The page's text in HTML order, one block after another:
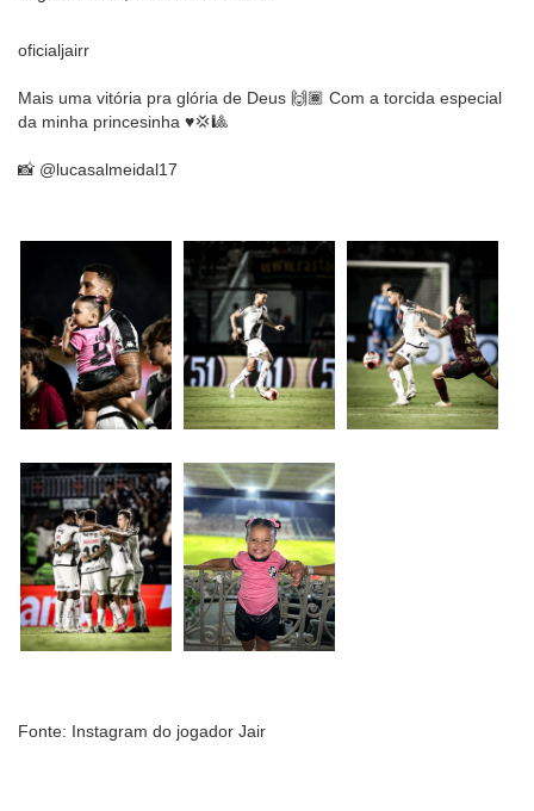
oficialjairr
Mais uma vitória pra glória de Deus 🙌🏾 Com a torcida especial
da minha princesinha ♥️💢🎱
📸 @lucasalmeidal17
Fonte: Instagram do jogador Jair